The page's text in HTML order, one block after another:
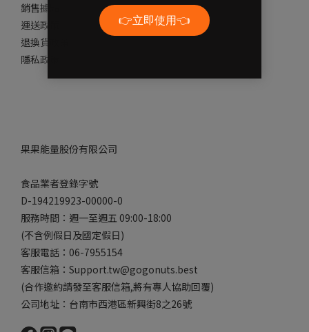
銷售據點
運送政策
退換貨政策
隱私政策
果果能量股份有限公司
食品業者登錄字號
D-194219923-00000-0
服務時間：週一至週五 09:00-18:00
(不含例假日及國定假日)
客服電話：06-7955154
客服信箱：Support.tw@gogonuts.best
(合作邀約請發至客服信箱,將有專人協助回覆)
公司地址：台南市西港區新興街8之26號